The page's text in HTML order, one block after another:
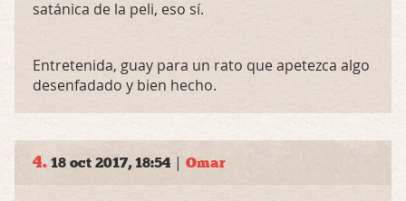
satánica de la peli, eso sí.
Entretenida, guay para un rato que apetezca algo
desenfadado y bien hecho.
4. 18 oct 2017, 18:54 | Omar